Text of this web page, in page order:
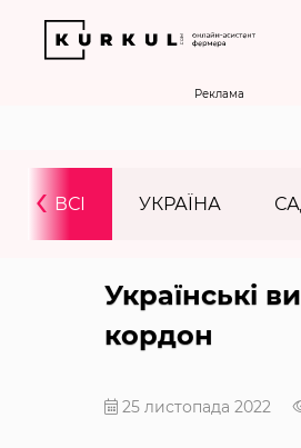
Реклама
ВСІ УКРАЇНА
‹
Українські
кордон
25 листопада 2022